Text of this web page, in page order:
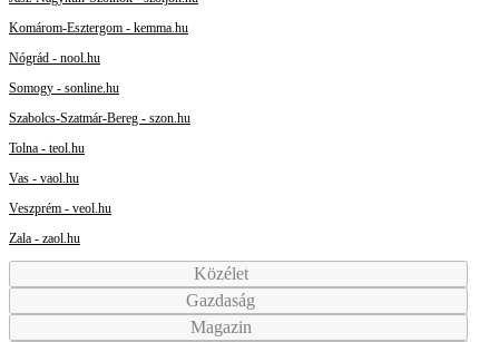
Komárom-Esztergom - kemma.hu
Nógrád - nool.hu
Somogy - sonline.hu
Szabolcs-Szatmár-Bereg - szon.hu
Tolna - teol.hu
Vas - vaol.hu
Veszprém - veol.hu
Zala - zaol.hu
Közélet
Gazdaság
Magazin